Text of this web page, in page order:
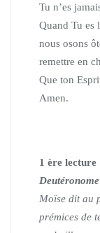
Tu n’es
Quand Tu es
nous osons
remettre en
Que ton
Amen.
1 ère lecture
Moïse dit au
prémices de